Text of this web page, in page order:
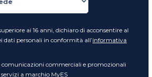
ai 16 anni, dichiaro di acconsentire al
personali in conformità all’informativa
comunicazioni commerciali e promozionali
a marchio MyES